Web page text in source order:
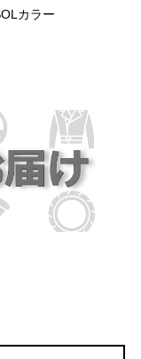
カラー